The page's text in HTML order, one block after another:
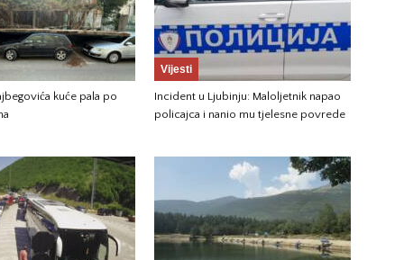
kuće pala po
Vijesti
Incident u Ljubinju: Maloljetnik napao
policajca i nanio mu tjelesne povrede